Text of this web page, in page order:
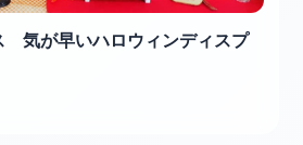
気が早いハロウィンディスプ